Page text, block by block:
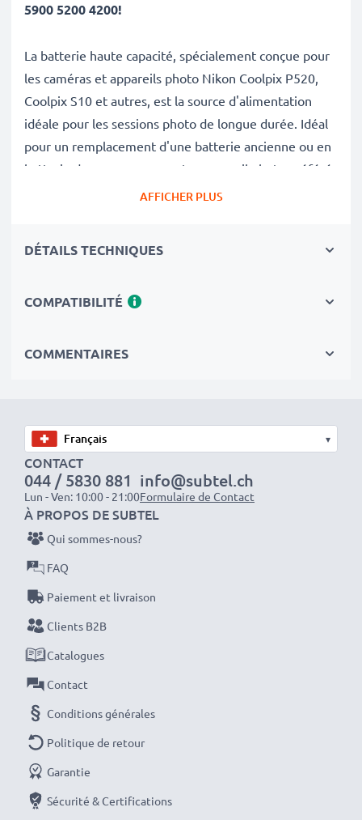
5900 5200 4200!
La batterie haute capacité, spécialement conçue pour
les caméras et appareils photo Nikon Coolpix P520,
Coolpix S10 et autres, est la source d'alimentation
idéale pour les sessions photo de longue durée. Idéal
pour un remplacement d'une batterie ancienne ou en
batterie de secours pour votre appareil photo préféré.
comme au jour de son achat.
✔Batterie de rechange de très bonne qualité
avec
✔Longue durée de vie
avec sa Technologie moderne
✔Les batteries sont testées et contrôlées
par des
professionels compétants
✔ 100% compatibleavec votre batterie
d'origine Nikon EN-EL5
Données techniques:
Capacité: 1180mAh
Tension: 3.6V - 3.7V
Type de cellule
Couleur
Avec CELLONIC – vous avez une batterie neuve de
rechange pas chère et de grande qualité pour votre
appareil Nikon Coolpix P520, Coolpix S10.
Commandez votre batterie facilement et en toute
AFFICHER PLUS
DÉTAILS TECHNIQUES
COMPATIBILITÉ
COMMENTAIRES
▾
CONTACT
044 / 5830 881
Lun - Ven: 10:00 - 21:00
info@subtel.ch
Formulaire de Contact
À PROPOS DE SUBTEL
Qui sommes-nous?
FAQ
Paiement et livraison
Clients B2B
Catalogues
Contact
Conditions générales
Politique de retour
Garantie
Sécurité & Certifications